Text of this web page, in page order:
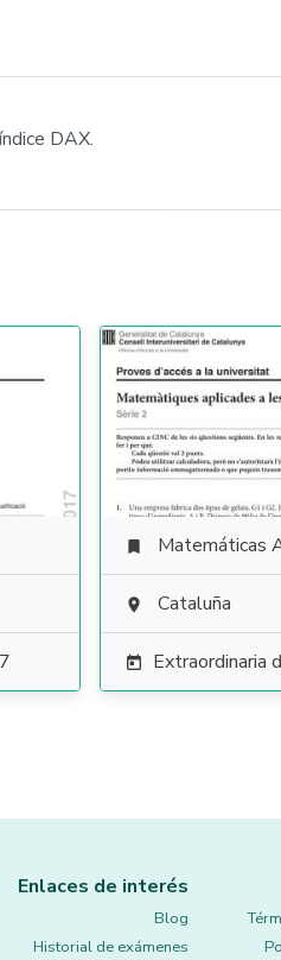
DAX.
 Matemáticas Aplicadas a
 Cataluña
 Extraordinaria
Enlaces de interés
Blog
Historial de exámenes